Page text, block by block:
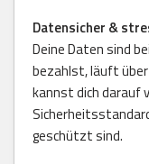
Datensicher &
Deine Daten sind
bezahlst, läuft
kannst dich darauf
geschützt sind.